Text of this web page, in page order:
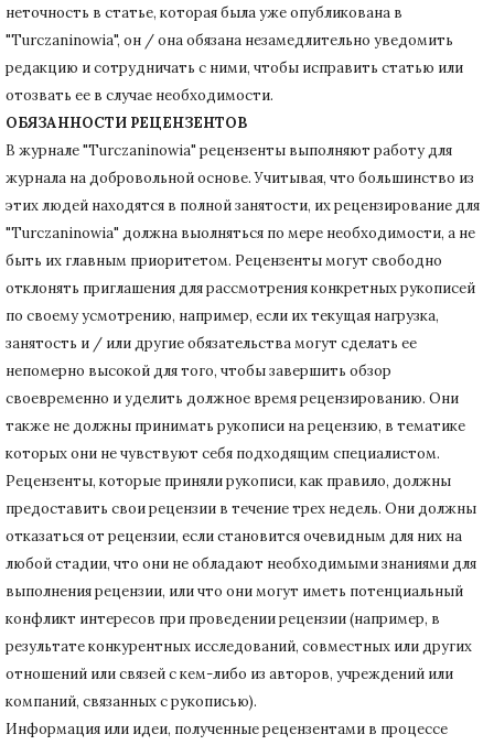
неточность в статье, которая была уже опубликована в
"Turczaninowia", он / она обязана незамедлительно уведомить
редакцию и сотрудничать с ними, чтобы исправить статью или
отозвать ее в случае необходимости.
ОБЯЗАННОСТИ РЕЦЕНЗЕНТОВ
В журнале "Turczaninowia" рецензенты выполняют работу для
журнала на добровольной основе.Учитывая, что большинство из
этих людей находятся в полной занятости, их рецензирование для
"Turczaninowia" должна выолняться по мере необходимости, а не
быть их главным приоритетом. Рецензенты могут свободно
отклонять приглашения для рассмотрения конкретных рукописей
по своему усмотрению, например, если их текущая нагрузка,
занятость и / или другие обязательства могут сделать ее
непомерно высокой для того, чтобы завершить обзор
своевременно и уделить должное время рецензированию. Они
также не должны принимать рукописи на рецензию, в тематике
которых они не чувствуют себя подходящим специалистом.
Рецензенты, которые приняли рукописи, как правило, должны
предоставить свои рецензии в течение трех недель. Они должны
отказаться от рецензии, если становится очевидным для них на
любой стадии, что они не обладают необходимыми знаниями для
выполнения рецензии, или что они могут иметь потенциальный
конфликт интересов при проведении рецензии (например, в
результате конкурентных исследований, совместных или других
отношений или связей с кем-либо из авторов, учреждений или
компаний, связанных с рукописью).
Информация или идеи, полученные рецензентами в процессе